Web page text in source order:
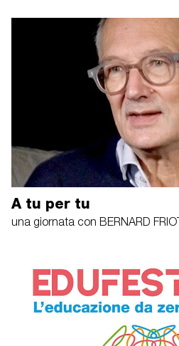
A tu per tu
una giornata con BERNARD FRIOT